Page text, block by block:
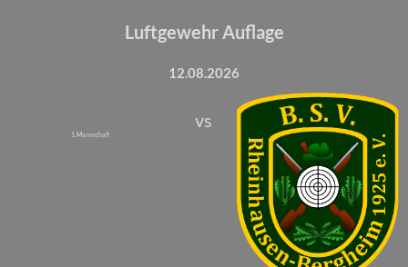
Luftgewehr Auflage
12.08.2026
1. Mannschaft
vs